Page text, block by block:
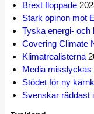
Brext floppade
Stark opinon mot
Tyska energi- och
Covering Climate
Klimatrealisterna
Media misslyckas
Stödet för ny
Svenskar räddast